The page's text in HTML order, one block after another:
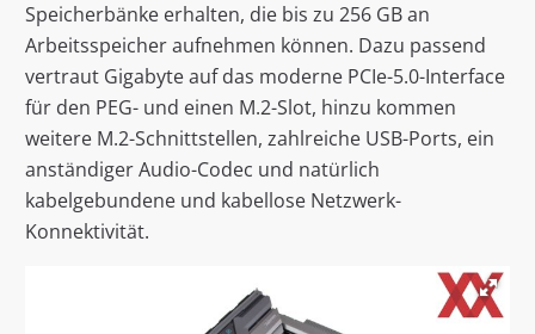
Speicherbänke erhalten, die bis zu 256 GB an
Arbeitsspeicher aufnehmen können. Dazu passend
vertraut Gigabyte auf das moderne PCIe-5.0-Interface
für den PEG- und einen M.2-Slot, hinzu kommen
weitere M.2-Schnittstellen, zahlreiche USB-Ports, ein
anständiger Audio-Codec und natürlich
kabelgebundene und kabellose Netzwerk-
Konnektivität.